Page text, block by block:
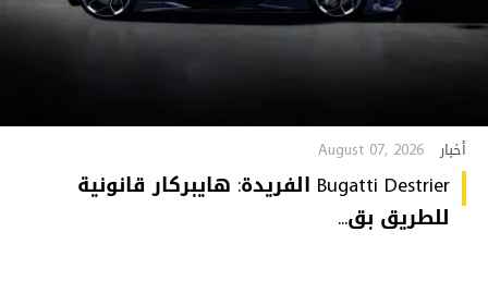
أخبار August 07, 2026
Bugatti Destrier الفريدة: هايبركار قانونية
للطريق بق...